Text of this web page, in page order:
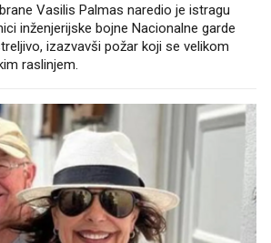
Vasilis Palmas naredio je istragu
inženjerijske bojne Nacionalne garde
izazvavši požar koji se velikom
raslinjem.